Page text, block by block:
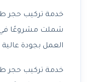
خدمة تركيب حجر
شملت مشروعًا في
العمل بجودة
خدمة تركيب حجر